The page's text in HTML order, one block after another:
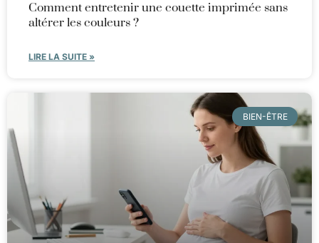
Comment entretenir une couette imprimée sans
altérer les couleurs ?
LIRE LA SUITE »
BIEN-ÊTRE